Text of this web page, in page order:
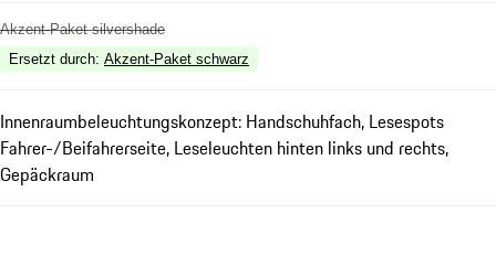
Akzent-Paket silvershade
Ersetzt durch: Akzent-Paket schwarz
Innenraumbeleuchtungskonzept: Handschuhfach, Lesespots
Fahrer-/Beifahrerseite, Leseleuchten hinten links und rechts,
Gepäckraum